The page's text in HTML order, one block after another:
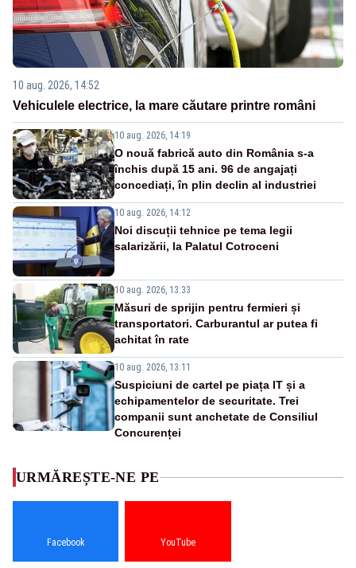
10 aug. 2026, 14:52
Vehiculele electrice, la mare căutare printre români
10 aug. 2026, 14:19
O nouă fabrică auto din România s-a
închis după 15 ani. 96 de angajați
concediați, în plin declin al industriei
10 aug. 2026, 14:12
Noi discuții tehnice pe tema legii
salarizării, la Palatul Cotroceni
10 aug. 2026, 13:33
Măsuri de sprijin pentru fermieri și
transportatori. Carburantul ar putea fi
achitat în rate
10 aug. 2026, 13:11
Suspiciuni de cartel pe piața IT și a
echipamentelor de securitate. Trei
companii sunt anchetate de Consiliul
Concurenței
URMĂREȘTE-NE PE
Facebook YouTube